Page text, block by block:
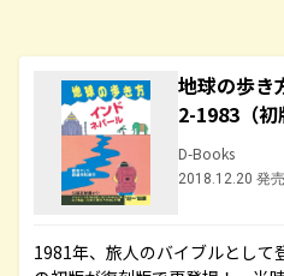
地球の歩き
2-1983（初
D-Books
2018.12.20 発売
1981年、旅人のバイブルとして